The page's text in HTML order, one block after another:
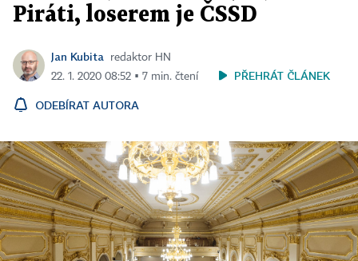
Piráti, loserem je ČSSD
Jan Kubita
redaktor HN
22. 1. 2020 08:52 ▪ 7 min. čtení
PŘEHRÁT ČLÁNEK
ODEBÍRAT AUTORA